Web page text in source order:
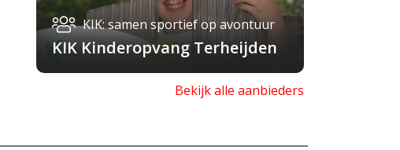
KIK: samen sportief op avontuur
KIK Kinderopvang Terheijden
Bekijk alle aanbieders